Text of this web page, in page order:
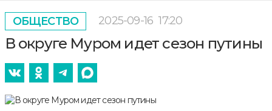
ОБЩЕСТВО 2025-09-16 17:20
В округе Муром идет сезон путины